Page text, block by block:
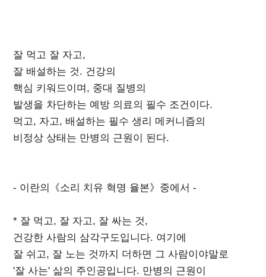
잘 먹고 잘 자고,
잘 배설하는 것. 건강의
핵심 키워드이며, 중대 질병의
발생을 차단하는 예방 의료의 필수 조건이다.
먹고, 자고, 배설하는 필수 생리 메커니즘의
비정상 상태는 만병의 근원이 된다.
- 이란의《소리 치유 혁명 율본》중에서 -
* 잘 먹고, 잘 자고, 잘 싸는 것,
건강한 사람의 삼각구도입니다. 여기에
잘 쉬고, 잘 노는 것까지 더하면 그 사람이야말로
'잘 사는' 삶의 주인공입니다. 만병의 근원이